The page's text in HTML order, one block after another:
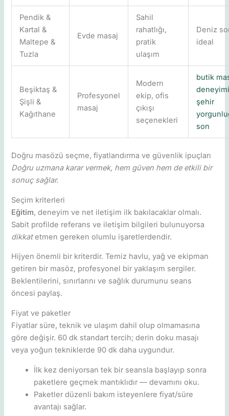
Pendik &
Kartal &
Maltepe &
Tuzla
Evde masaj
Sahil
rahatlığı,
pratik
ulaşım
Deniz
ideal
Beşiktaş &
Şişli &
Kağıthane
Profesyonel
masaj
Modern
ekip, ofis
çıkışı
seçenekleri
butik
şehir
son
Doğru masözü seçme, fiyatlandırma ve güvenlik ipuçları
Doğru uzmana karar vermek, hem güven hem de etkili bir
sonuç sağlar.
Seçim kriterleri
Eğitim, deneyim ve net iletişim ilk bakılacaklar olmalı.
Sabit profilde referans ve iletişim bilgileri bulunuyorsa
dikkatetmen gereken olumlu işaretlerdendir.
Hijyen önemli bir kriterdir. Temiz havlu, yağ ve ekipman
getiren bir masöz, profesyonel bir yaklaşım sergiler.
Beklentilerini, sınırlarını ve sağlık durumunu seans
öncesi paylaş.
Fiyat ve paketler
Fiyatlar süre, teknik ve ulaşım dahil olup olmamasına
göre değişir. 60 dk standart tercih; derin doku masajı
veya yoğun tekniklerde 90 dk daha uygundur.
İlk kez deniyorsan tek bir seansla başlayıp sonra
paketlere geçmek mantıklıdır — devamını oku.
Paketler düzenli bakım isteyenlere fiyat/süre
avantajı sağlar.